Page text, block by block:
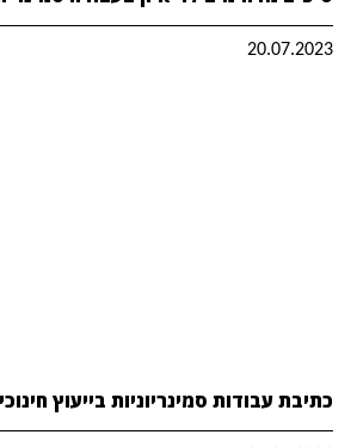
20.07.2023
כתיבת עבודות סמינריוניות בייעוץ חינוכי